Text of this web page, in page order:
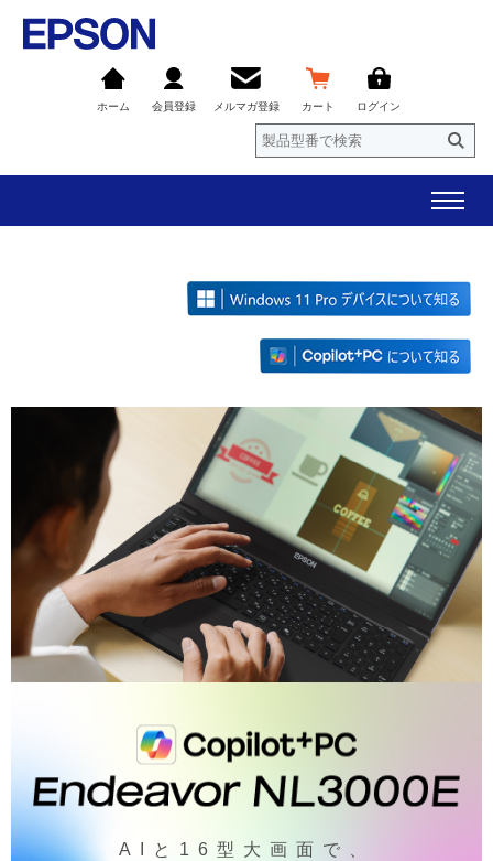
ホーム 会員登録 メルマガ登録 カート ログイン
AIと16型大画面で、